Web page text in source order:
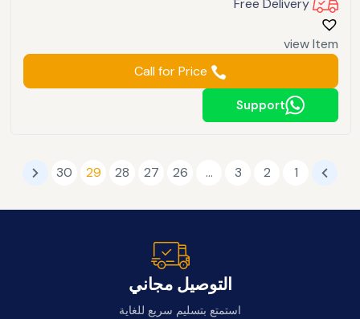
Free Delivery
view Item
Support
1
2
3
…
26
27
28
29
30
التوصيل مجاني
استمتع بتسليم سريع للغاية